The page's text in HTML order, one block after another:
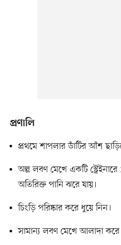
প্রণালি
প্রথমে শাপলার ডাঁটির আঁশ
অল্প লবণ মেখে একটি
অতিরিক্ত পানি ঝরে যায়।
চিংড়ি পরিষ্কার করে ধুয়ে নিন।
সামান্য লবণ মেখে আলাদা করে